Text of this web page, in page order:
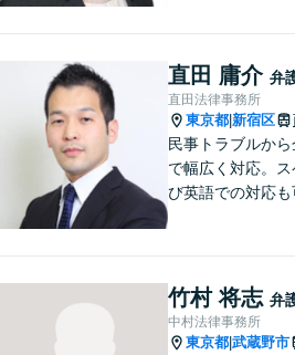
相談を多く受けて
皆様が明るい未来
うに、法律の面
ます。
直田 庸介 弁
直田法律事務所
東京都 新宿区
民事トラブルから
で幅広く対応。
び英語での対応も
っております。
竹村 将志 弁
中村法律事務所
東京都 武蔵野市